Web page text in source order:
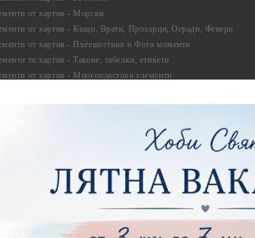
от хартия - Морски
от хартия - Къщи, Врати, Прозорци, Огради, Фенери
от хартия - Пътешествия и Фото моменти
то хартия - Такове, табелки, етикети
от хартия - Многопластови елементи
от хартия - Готови композиции
от бирен картон - Декоративни рамки
от бирен картон - Надписи на български
от бирен картон - Сватба